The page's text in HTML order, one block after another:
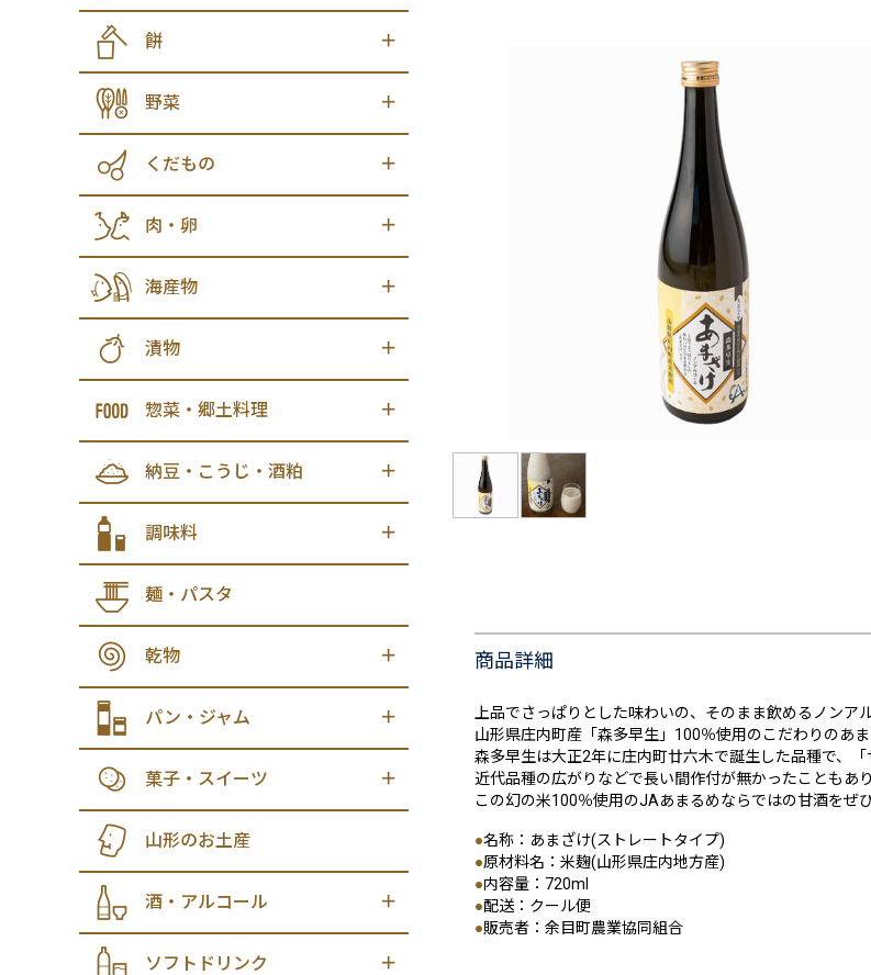
商品詳細
上品でさっぱりとした味わいの、そのまま飲めるノンア
山形県庄内町産「森多早生」100％使用のこだわりのあま
森多早生は大正2年に庄内町廿六木で誕生した品種で、
近代品種の広がりなどで長い間作付が無かったこともあ
この幻の米100％使用のJAあまるめならではの甘酒をぜ
●名称：あまざけ(ストレートタイプ)
●原材料名：米麹(山形県庄内地方産)
●内容量：720ml
●配送：クール便
●販売者：余目町農業協同組合
餅
野菜
くだもの
肉・卵
海産物
漬物
惣菜・郷土料理
納豆・こうじ・酒粕
調味料
麺・パスタ
乾物
パン・ジャム
菓子・スイーツ
山形のお土産
酒・アルコール
ソフトドリンク